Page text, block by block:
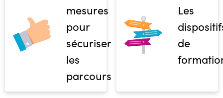
mesures
pour
sécuriser
les
parcours
Les
de